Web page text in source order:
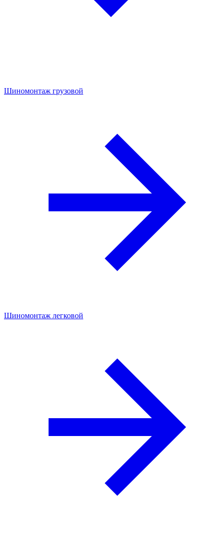
Шиномонтаж грузовой
Шиномонтаж легковой